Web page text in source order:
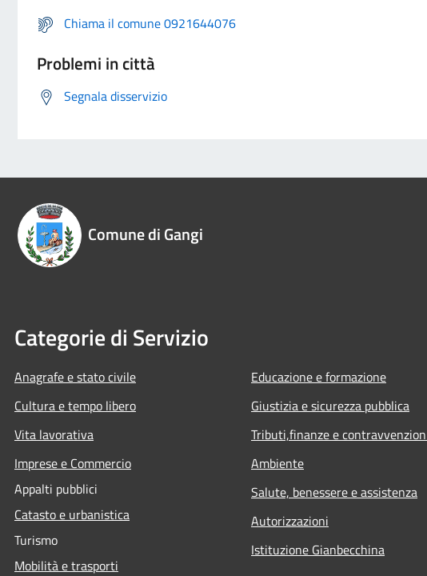
Chiama il comune 0921644076
Problemi in città
Segnala disservizio
Comune di Gangi
Categorie di Servizio
Anagrafe e stato civile
Cultura e tempo libero
Vita lavorativa
Imprese e Commercio
Appalti pubblici
Catasto e urbanistica
Turismo
Mobilità e trasporti
Educazione e formazione
Giustizia e sicurezza pubblica
Tributi,finanze e
Ambiente
Salute, benessere e assistenza
Autorizzazioni
Istituzione Gianbecchina